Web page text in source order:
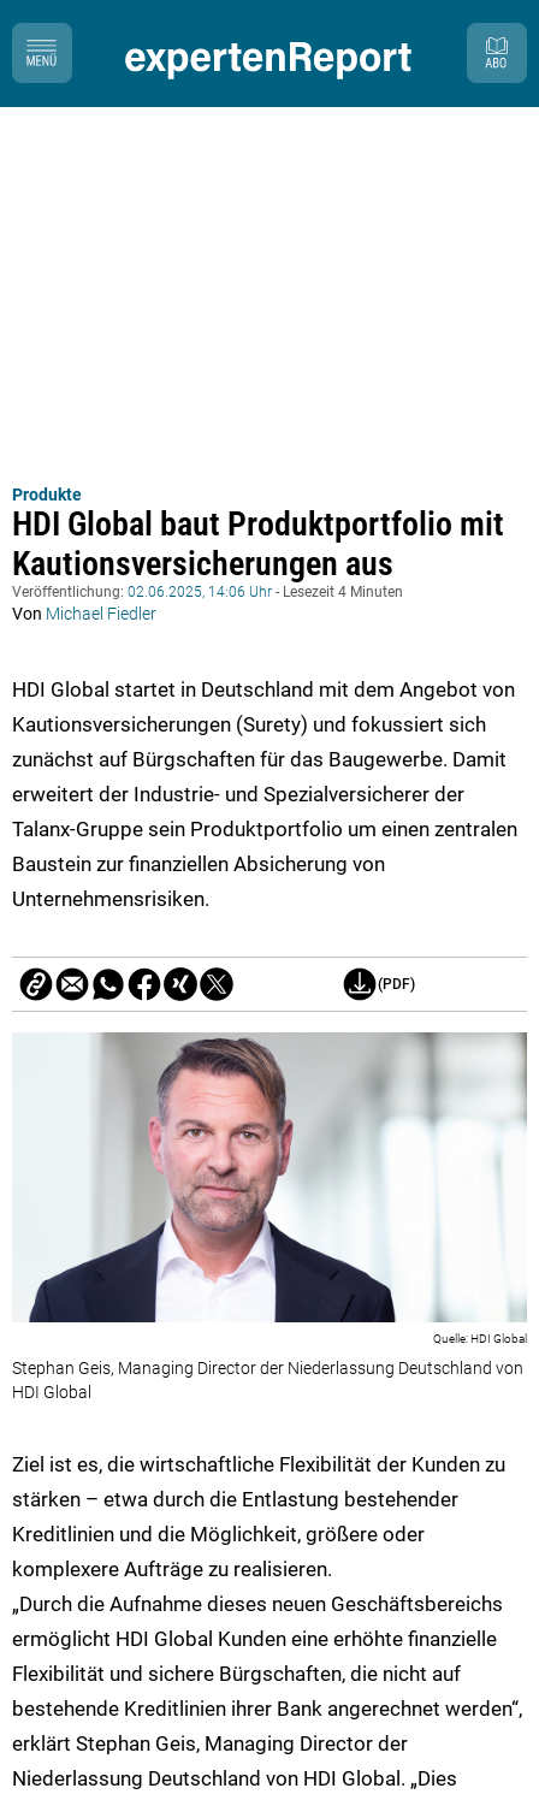
Produkte
HDI Global baut Produktportfolio mit
Kautionsversicherungen aus
Veröffentlichung: 02.06.2025, 14:06 Uhr - Lesezeit 4 Minuten
Von Michael Fiedler
HDI Global startet in Deutschland mit dem Angebot von
Kautionsversicherungen (Surety) und fokussiert sich
zunächst auf Bürgschaften für das Baugewerbe. Damit
erweitert der Industrie- und Spezialversicherer der
Talanx-Gruppe sein Produktportfolio um einen zentralen
Baustein zur finanziellen Absicherung von
Unternehmensrisiken.
(PDF)
Stephan Geis, Managing Director der Niederlassung Deutschland von
HDI Global
HDI Global
Ziel ist es, die wirtschaftliche Flexibilität der Kunden zu
stärken – etwa durch die Entlastung bestehender
Kreditlinien und die Möglichkeit, größere oder
komplexere Aufträge zu realisieren.
„Durch die Aufnahme dieses neuen Geschäftsbereichs
ermöglicht HDI Global Kunden eine erhöhte finanzielle
Flexibilität und sichere Bürgschaften, die nicht auf
bestehende Kreditlinien ihrer Bank angerechnet werden“,
erklärt Stephan Geis, Managing Director der
Niederlassung Deutschland von HDI Global. „Dies